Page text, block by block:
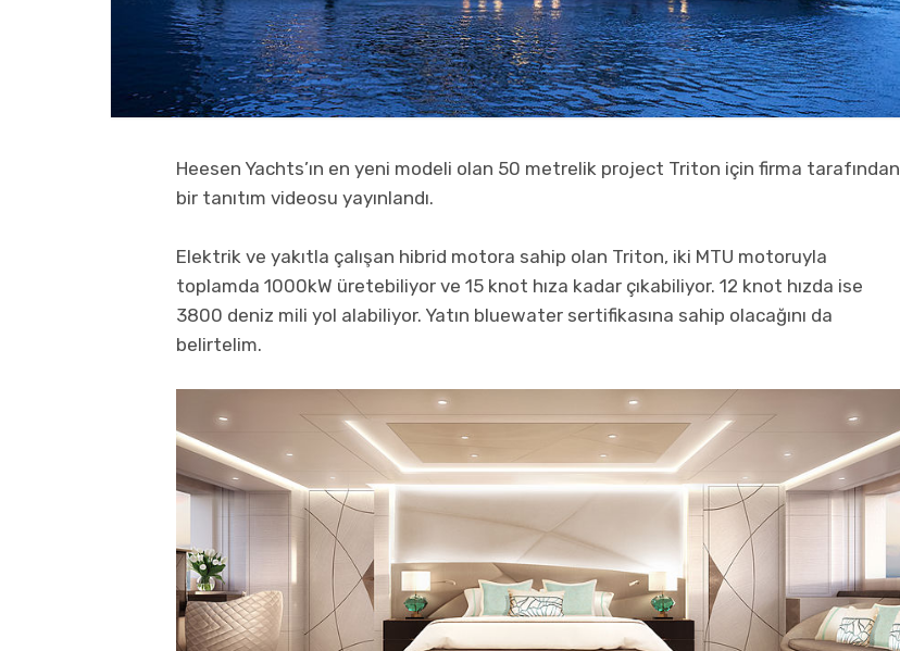
Heesen Yachts’ın en yeni modeli olan 50 metrelik project Triton için firma tarafından
bir tanıtım videosu yayınlandı.
Elektrik ve yakıtla çalışan hibrid motora sahip olan Triton, iki MTU motoruyla
toplamda 1000kW üretebiliyor ve 15 knot hıza kadar çıkabiliyor. 12 knot hızda ise
3800 deniz mili yol alabiliyor. Yatın bluewater sertifikasına sahip olacağını da
belirtelim.